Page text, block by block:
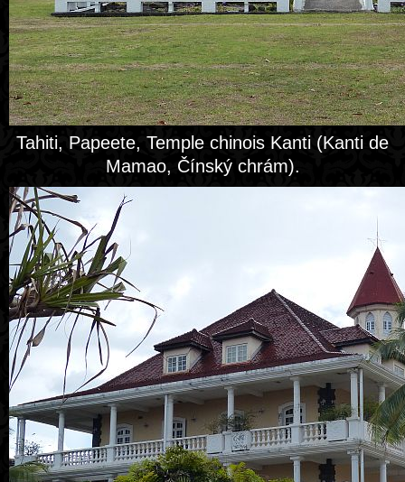
Tahiti, Papeete, Temple chinois Kanti (Kanti de
Mamao, Čínský chrám).